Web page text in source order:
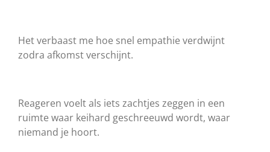
Het verbaast me hoe snel empathie verdwijnt
zodra afkomst verschijnt.
Reageren voelt als iets zachtjes zeggen in een
ruimte waar keihard geschreeuwd wordt, waar
niemand je hoort.